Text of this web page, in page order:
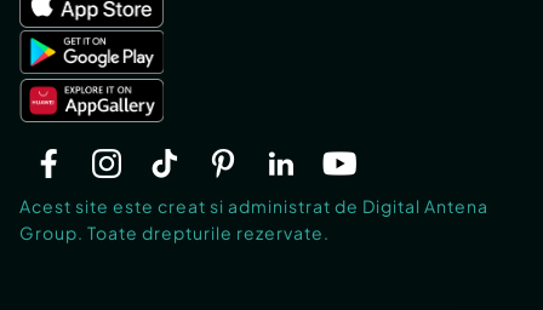
Acest site este creat si administrat de Digital Antena
Group. Toate drepturile rezervate.